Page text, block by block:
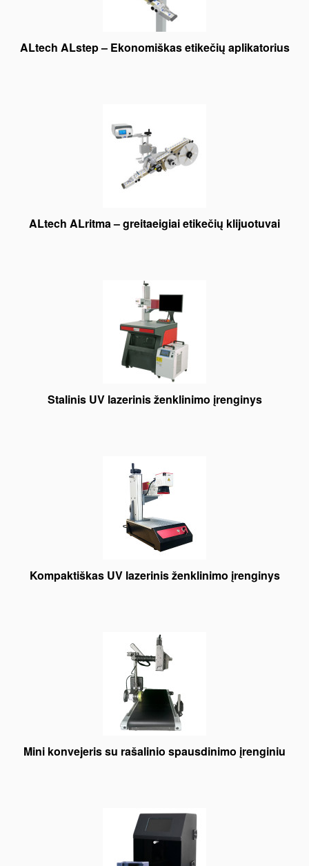
ALtech ALstep – Ekonomiškas etikečių aplikatorius
ALtech ALritma – greitaeigiai etikečių klijuotuvai
Stalinis UV lazerinis ženklinimo įrenginys
Kompaktiškas UV lazerinis ženklinimo įrenginys
Mini konvejeris su rašalinio spausdinimo įrenginiu